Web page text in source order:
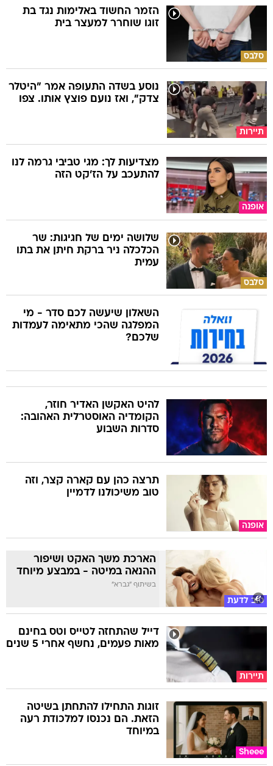
סלבס
הזמר החשוד באלימות נגד בת
זוגו שוחרר למעצר בית
תיירות
נוסע בשדה התעופה אמר "היטלר
צדק", ואז נועם פוצץ אותו. צפו
אופנה
מצדיעות לך: מגי טביבי גרמה לנו
להתעכב על הז'קט הזה
סלבס
שלושה ימים של חגיגות: שר
הכלכלה ניר ברקת חיתן את בתו
עמית
השאלון שיעשה לכם סדר - מי
המפלגה שהכי מתאימה לעמדות
שלכם?
להיט האקשן האדיר חוזר,
הקומדיה האוסטרלית האהובה:
סדרות השבוע
אופנה
תרצה כהן עם קארה קצר, וזה
טוב משיכולנו לדמיין
טוב לדעת
הארכת משך האקט ושיפור
ההנאה במיטה - במבצע מיוחד
בשיתוף "גברא"
תיירות
דייל שהתחזה לטייס וטס בחינם
מאות פעמים, נחשף אחרי 5 שנים
Sheee
זוגות התחילו להתחתן בשיטה
הזאת. הם נכנסו למלכודת רעה
במיוחד